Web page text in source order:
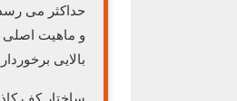
حداکثر می
و ماهیت اصلی
بالایی